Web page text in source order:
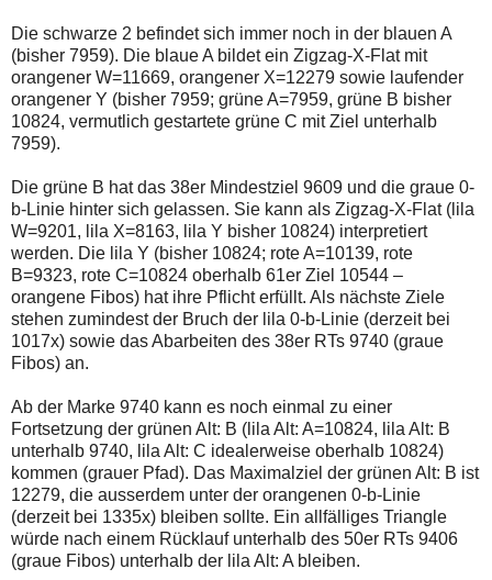
Die schwarze 2 befindet sich immer noch in der blauen A
(bisher 7959). Die blaue A bildet ein Zigzag-X-Flat mit
orangener W=11669, orangener X=12279 sowie laufender
orangener Y (bisher 7959; grüne A=7959, grüne B bisher
10824, vermutlich gestartete grüne C mit Ziel unterhalb
7959).
Die grüne B hat das 38er Mindestziel 9609 und die graue 0-
b-Linie hinter sich gelassen. Sie kann als Zigzag-X-Flat (lila
W=9201, lila X=8163, lila Y bisher 10824) interpretiert
werden. Die lila Y (bisher 10824; rote A=10139, rote
B=9323, rote C=10824 oberhalb 61er Ziel 10544 –
orangene Fibos) hat ihre Pflicht erfüllt. Als nächste Ziele
stehen zumindest der Bruch der lila 0-b-Linie (derzeit bei
1017x) sowie das Abarbeiten des 38er RTs 9740 (graue
Fibos) an.
Ab der Marke 9740 kann es noch einmal zu einer
Fortsetzung der grünen Alt: B (lila Alt: A=10824, lila Alt: B
unterhalb 9740, lila Alt: C idealerweise oberhalb 10824)
kommen (grauer Pfad). Das Maximalziel der grünen Alt: B ist
12279, die ausserdem unter der orangenen 0-b-Linie
(derzeit bei 1335x) bleiben sollte. Ein allfälliges Triangle
würde nach einem Rücklauf unterhalb des 50er RTs 9406
(graue Fibos) unterhalb der lila Alt: A bleiben.